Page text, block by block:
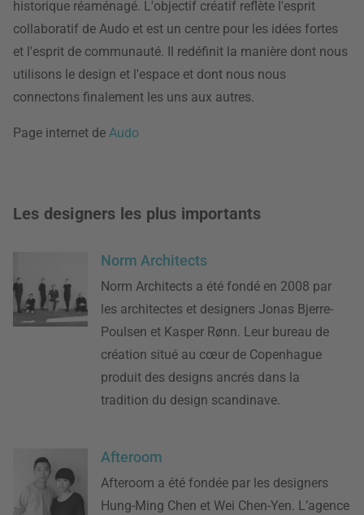
historique réaménagé. L'objectif créatif reflète l'esprit
collaboratif de Audo et est un centre pour les idées fortes
et l'esprit de communauté. Il redéfinit la manière dont nous
utilisons le design et l'espace et dont nous nous
connectons finalement les uns aux autres.
Page internet de Audo
Les designers les plus importants
Norm Architects
Norm Architects a été fondé en 2008 par
les architectes et designers Jonas Bjerre-
Poulsen et Kasper Rønn. Leur bureau de
création situé au cœur de Copenhague
produit des designs ancrés dans la
tradition du design scandinave.
Afteroom
Afteroom a été fondée par les designers
Hung-Ming Chen et Wei Chen-Yen. L’agence